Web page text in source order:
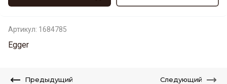
Артикул: 1684785
Egger
Предыдущий Следующий